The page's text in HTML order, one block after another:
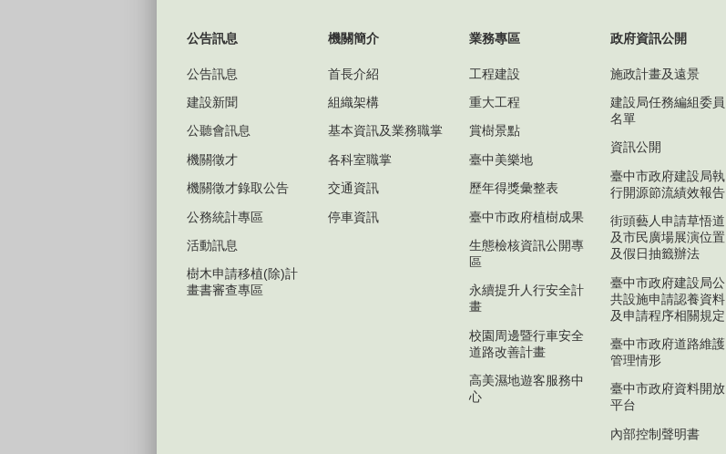
公告訊息
公告訊息
建設新聞
公聽會訊息
機關徵才
機關徵才錄取公告
公務統計專區
活動訊息
樹木申請移植(除)計
畫書審查專區
機關簡介
首長介紹
組織架構
基本資訊及業務職掌
各科室職掌
交通資訊
停車資訊
業務專區
工程建設
重大工程
賞樹景點
臺中美樂地
歷年得獎彙整表
臺中市政府植樹成果
生態檢核資訊公開專
區
永續提升人行安全計
畫
校園周邊暨行車安全
道路改善計畫
高美濕地遊客服務中
心
政府資訊公開
施政計畫及遠景
建設局任務編組委員
名單
資訊公開
臺中市政府建設局執
行開源節流績效報告
街頭藝人申請草悟道
及市民廣場展演位置
及假日抽籤辦法
臺中市政府建設局公
共設施申請認養資料
及申請程序相關規定
臺中市政府道路維護
管理情形
臺中市政府資料開放
平台
內部控制聲明書